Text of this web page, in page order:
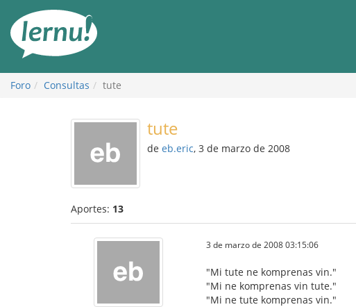
Foro Consultas tute
tute
de eb.eric, 3 de marzo de 2008
Aportes: 13
3 de marzo de 2008 03:15:06
"Mi tute ne komprenas vin."
"Mi ne komprenas vin tute."
"Mi ne tute komprenas vin."